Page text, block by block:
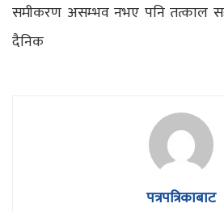
समीकरण असम्भव नभए पनि तत्काल
दैनिक
पत्रपत्रिकाबाट